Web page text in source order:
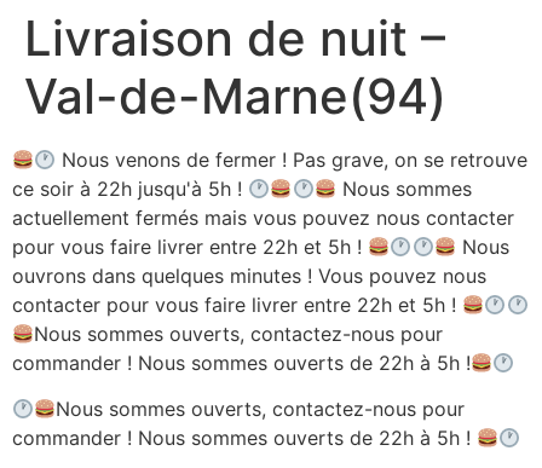
Aller
contenu
Livraison de nuit –
Val-de-Marne(94)
Nous venons de fermer ! Pas grave, on se retrouve
ce soir à 22h jusqu'à 5h !
Nous sommes
actuellement fermés mais vous pouvez nous contacter
pour vous faire livrer entre 22h et 5h !
Nous
ouvrons dans quelques minutes ! Vous pouvez nous
contacter pour vous faire livrer entre 22h et 5h !
Nous sommes ouverts, contactez-nous pour
commander ! Nous sommes ouverts de 22h à 5h !
Nous sommes ouverts, contactez-nous pour
commander ! Nous sommes ouverts de 22h à 5h !